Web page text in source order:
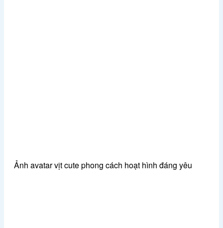
Ảnh avatar vịt cute phong cách hoạt hình đáng yêu